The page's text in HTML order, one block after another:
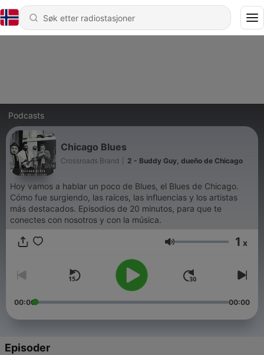
Podcasts
Chicago Blues
Crossroads Brand 2 - Buddy Guy, dueño de Chicago
Hoy vamos a hablar un poco de Blues, el Blues de Chicago.
Cómo fue surgiendo, las raíces, las influencias y los artistas
más destacados. Episodios de 20 minutos, para que te
conectes con nosotros y con la música.
Volum 1 x
00:00 00:00
Episoder